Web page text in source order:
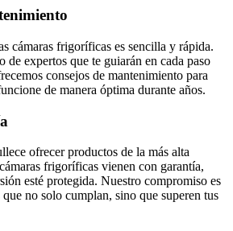
cámaras frigoríficas es sencilla y rápida.
de expertos que te guiarán en cada paso
consejos de mantenimiento para
de manera óptima durante años.
ofrecer productos de la más alta
frigoríficas vienen con garantía,
esté protegida. Nuestro compromiso es
no solo cumplan, sino que superen tus